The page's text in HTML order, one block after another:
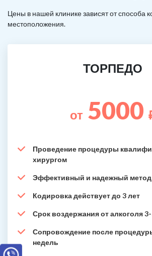
Цены в нашей клинике зависят от способа
местоположения.
ТОРПЕДО
от 5000
Проведение процедуры
хирургом
Эффективный и надежный метод
Кодировка действует до 3 лет
Срок воздержания от алкоголя
Сопровождение после
недель